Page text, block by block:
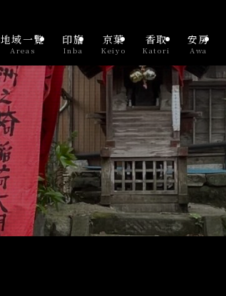
地域一覧
Areas
印旛
Inba
京葉
Keiyo
香取
Katori
安房
Awa